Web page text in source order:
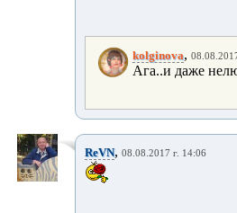
kolginova,
Ага..и даже
ReVN, 08.08.2017 г. 14:06